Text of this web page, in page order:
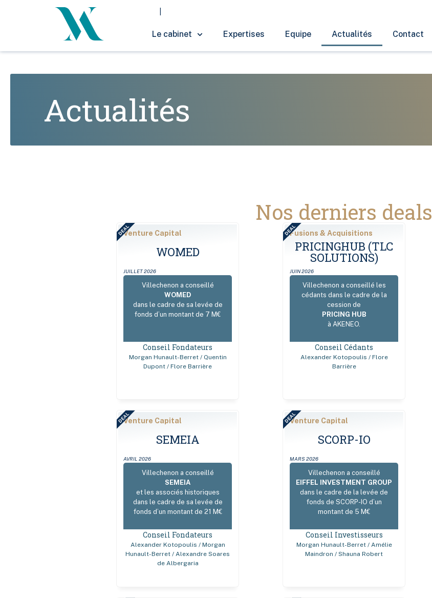
Le cabinet Expertises Equipe Actualités Contact
Actualités
Nos derniers deals
Venture Capital
WOMED
JUILLET 2026
Villechenon a conseillé
WOMED
dans le cadre de sa levée de
fonds d’un montant de 7 M€
Conseil Fondateurs
Morgan Hunault-Berret / Quentin
Dupont / Flore Barrière
DEAL Fusions & Acquisitions
РRICІNGHUВ (TLC
SOLUTIONS)
JUIN 2026
Villechenon a conseillé les
cédants dans le cadre de la
cession de
PRICING HUB
à AKENEO.
Conseil Cédants
Alexander Kotopoulis / Flore
Barrière
DEAL
Venture Capital
SEMEIA
AVRIL 2026
Villechenon a conseillé
SEMEIA
et les associés historiques
dans le cadre de sa levée de
fonds d’un montant de 21 M€
Conseil Fondateurs
Alexander Kotopoulis / Morgan
Hunault-Berret / Alexandre Soares
de Albergaria
DEAL Venture Capital
SCORP-IO
MARS 2026
Villechenon a conseillé
EIFFEL INVESTMENT GROUP
dans le cadre de la levée de
fonds de SCORP-IO d’un
montant de 5 M€
Conseil Investisseurs
Morgan Hunault-Berret / Amélie
Maindron / Shauna Robert
DEAL